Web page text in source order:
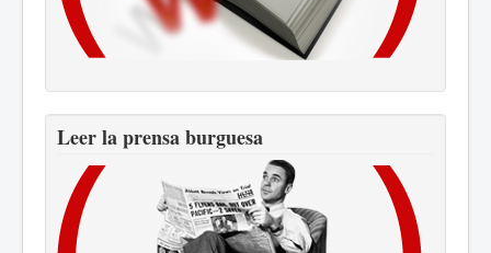
Leer la prensa burguesa